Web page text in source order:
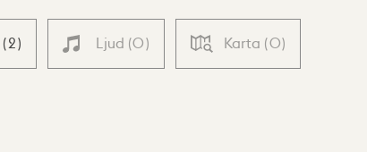
(2) Ljud (0) Karta (0)